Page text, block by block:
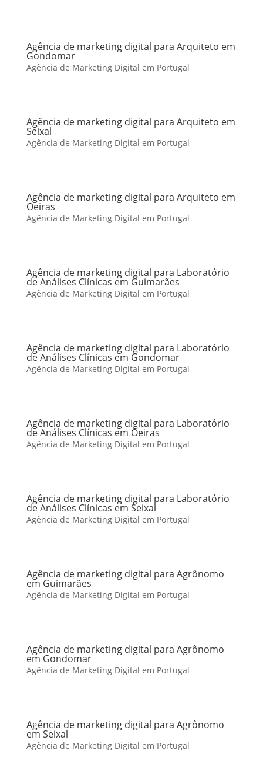
Agência de marketing digital para Arquiteto em
Gondomar
Agência de Marketing Digital em Portugal
Agência de marketing digital para Arquiteto em
Seixal
Agência de Marketing Digital em Portugal
Agência de marketing digital para Arquiteto em
Oeiras
Agência de Marketing Digital em Portugal
Agência de marketing digital para Laboratório
de Análises Clínicas em Guimarães
Agência de Marketing Digital em Portugal
Agência de marketing digital para Laboratório
de Análises Clínicas em Gondomar
Agência de Marketing Digital em Portugal
Agência de marketing digital para Laboratório
de Análises Clínicas em Oeiras
Agência de Marketing Digital em Portugal
Agência de marketing digital para Laboratório
de Análises Clínicas em Seixal
Agência de Marketing Digital em Portugal
Agência de marketing digital para Agrônomo
em Guimarães
Agência de Marketing Digital em Portugal
Agência de marketing digital para Agrônomo
em Gondomar
Agência de Marketing Digital em Portugal
Agência de marketing digital para Agrônomo
em Seixal
Agência de Marketing Digital em Portugal